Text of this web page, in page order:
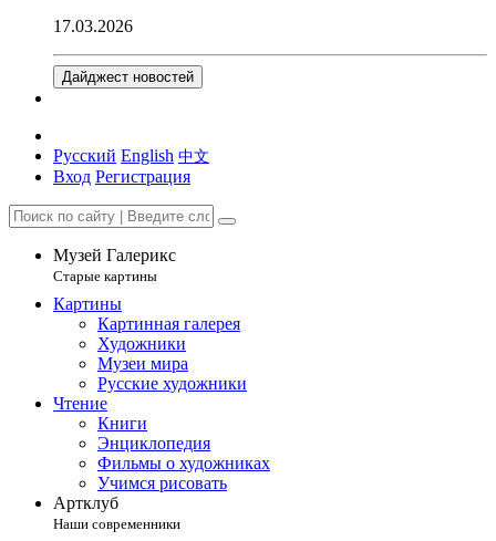
17.03.2026
Дайджест новостей
Русский English 中文
Вход Регистрация
Музей Галерикс
Старые картины
Картины
Картинная галерея
Художники
Музеи мира
Русские художники
Чтение
Книги
Энциклопедия
Фильмы о художниках
Учимся рисовать
Артклуб
Наши современники